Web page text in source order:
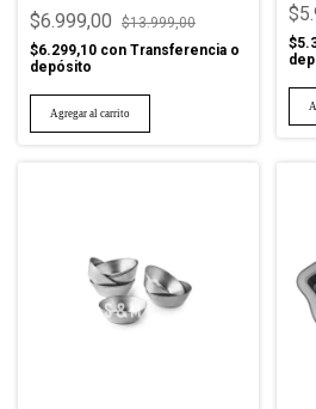
$6.999,00
$13.999,00
$6.299,10 con Transferencia o
depósito